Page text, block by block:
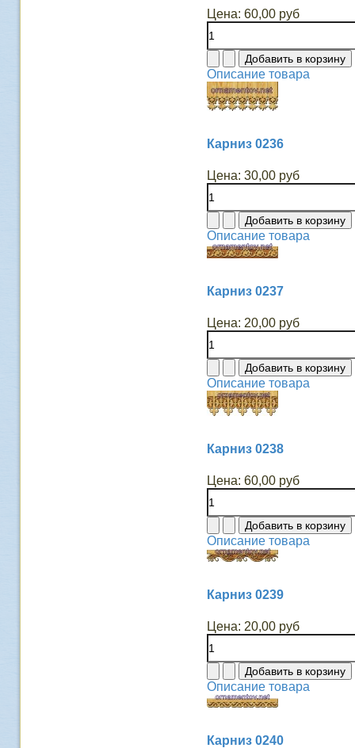
Цена: 60,00 руб
Описание товара
Карниз 0236
Цена: 30,00 руб
Описание товара
Карниз 0237
Цена: 20,00 руб
Описание товара
Карниз 0238
Цена: 60,00 руб
Описание товара
Карниз 0239
Цена: 20,00 руб
Описание товара
Карниз 0240